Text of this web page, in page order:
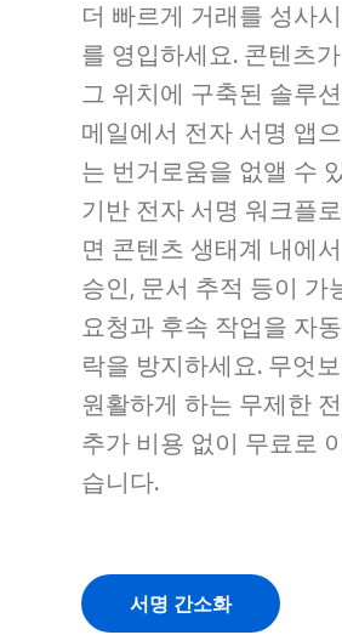
더 빠르게 거래를 성사
를 영입하세요. 콘텐츠
그 위치에 구축된 솔루
메일에서 전자 서명 앱
는 번거로움을 없앨 수
기반 전자 서명 워크플
면 콘텐츠 생태계 내에
승인, 문서 추적 등이 가
요청과 후속 작업을 자
락을 방지하세요. 무엇
원활하게 하는 무제한
추가 비용 없이 무료로
습니다.
서명 간소화